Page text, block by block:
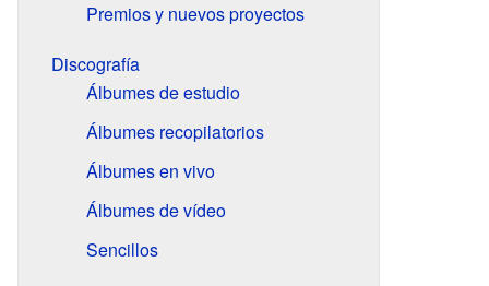
Premios y nuevos proyectos
Discografía
Álbumes de estudio
Álbumes recopilatorios
Álbumes en vivo
Álbumes de vídeo
Sencillos